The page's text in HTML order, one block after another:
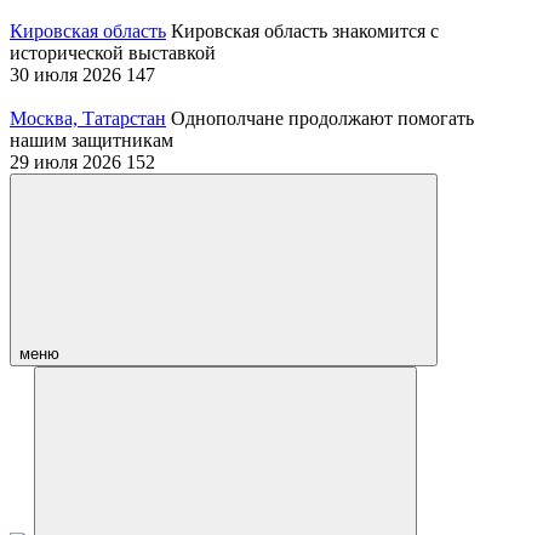
Кировская область Кировская область знакомится с
исторической выставкой
30 июля 2026 147
Москва, Татарстан Однополчане продолжают помогать
нашим защитникам
29 июля 2026 152
меню